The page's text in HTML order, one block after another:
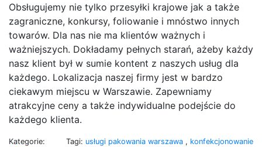
Obsługujemy nie tylko przesyłki krajowe jak a także
zagraniczne, konkursy, foliowanie i mnóstwo innych
towarów. Dla nas nie ma klientów ważnych i
ważniejszych. Dokładamy pełnych starań, ażeby każdy
nasz klient był w sumie kontent z naszych usług dla
każdego. Lokalizacja naszej firmy jest w bardzo
ciekawym miejscu w Warszawie. Zapewniamy
atrakcyjne ceny a także indywidualne podejście do
każdego klienta.
Kategorie:
Tagi: usługi pakowania warszawa , konfekcjonowanie